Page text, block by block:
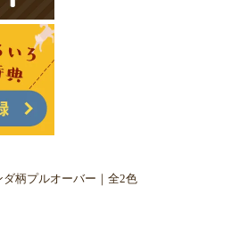
柄プルオーバー｜全2色